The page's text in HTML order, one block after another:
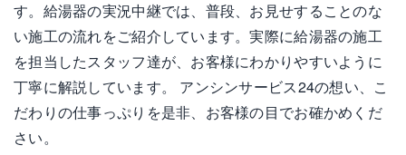
す。給湯器の実況中継では、普段、お見せすることのな
い施工の流れをご紹介しています。実際に給湯器の施工
を担当したスタッフ達が、お客様にわかりやすいように
丁寧に解説しています。 アンシンサービス24の想い、こ
だわりの仕事っぷりを是非、お客様の目でお確かめくだ
さい。